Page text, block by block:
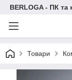
BERLOGA - ПК та
Товари